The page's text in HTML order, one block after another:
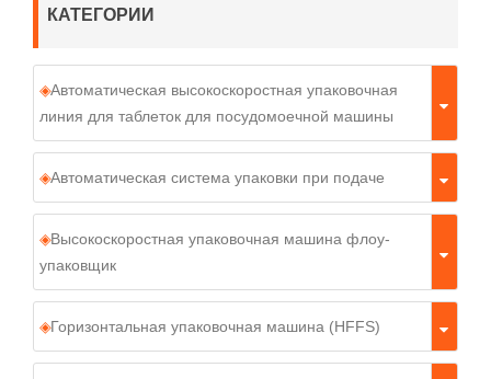
КАТЕГОРИИ
Автоматическая высокоскоростная упаковочная
линия для таблеток для посудомоечной машины
Автоматическая система упаковки при подаче
Высокоскоростная упаковочная машина флоу-
упаковщик
Горизонтальная упаковочная машина (HFFS)